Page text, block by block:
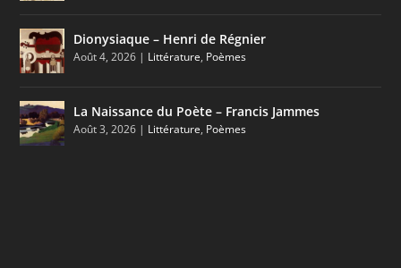
Dionysiaque – Henri de Régnier
Août 4, 2026 | Littérature, Poèmes
La Naissance du Poète – Francis Jammes
Août 3, 2026 | Littérature, Poèmes